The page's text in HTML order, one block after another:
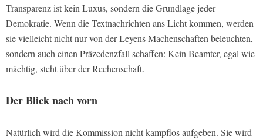
Transparenz ist kein Luxus, sondern die Grundlage jeder
Demokratie. Wenn die Textnachrichten ans Licht kommen, werden
sie vielleicht nicht nur von der Leyens Machenschaften beleuchten,
sondern auch einen Präzedenzfall schaffen: Kein Beamter, egal wie
mächtig, steht über der Rechenschaft.
Der Blick nach vorn
Natürlich wird die Kommission nicht kampflos aufgeben. Sie wird